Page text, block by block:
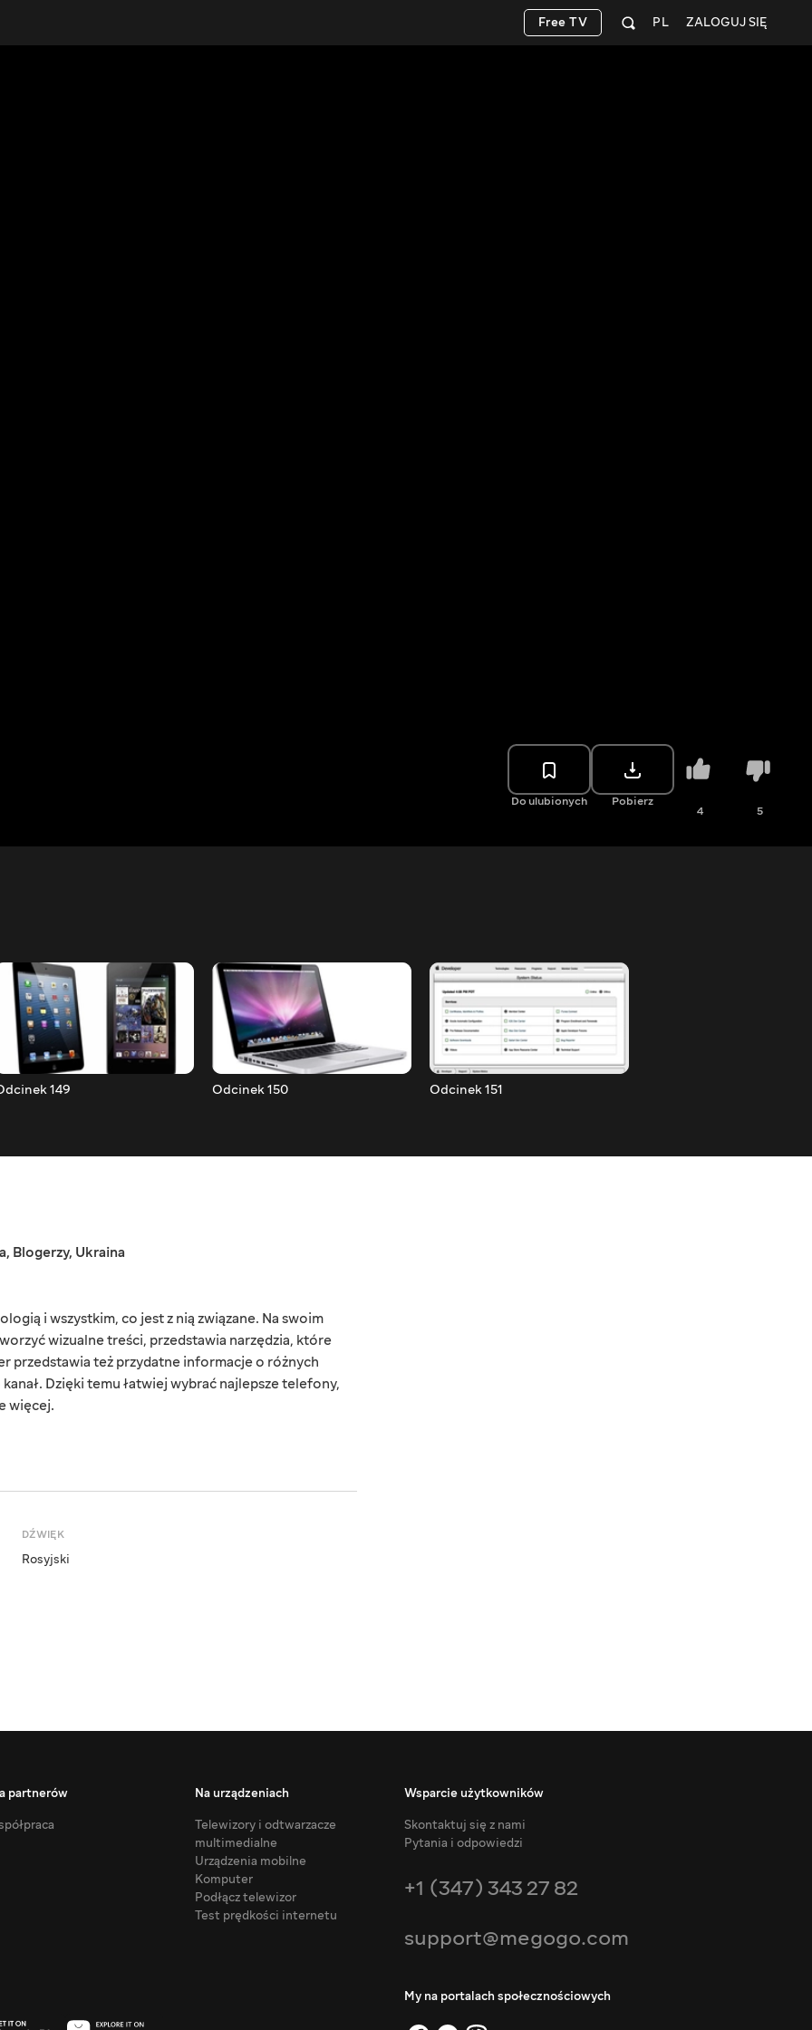
ZALOGUJ SIĘ
PL
Free TV
Do ulubionych Pobierz
4 5
149 Odcinek 150 Odcinek 151
, Blogerzy, Ukraina
i wszystkim, co jest z nią związane. Na swoim
wizualne treści, przedstawia narzędzia, które
przedstawia też przydatne informacje o różnych
Dzięki temu łatwiej wybrać najlepsze telefony,
więcej.
DŹWIĘK
Rosyjski
partnerów
Na urządzeniach
Telewizory i odtwarzacze
multimedialne
Urządzenia mobilne
Komputer
Podłącz telewizor
Test prędkości internetu
Wsparcie użytkowników
Skontaktuj się z nami
Pytania i odpowiedzi
+1 (347) 343 27 82
support@megogo.com
My na portalach społecznościowych